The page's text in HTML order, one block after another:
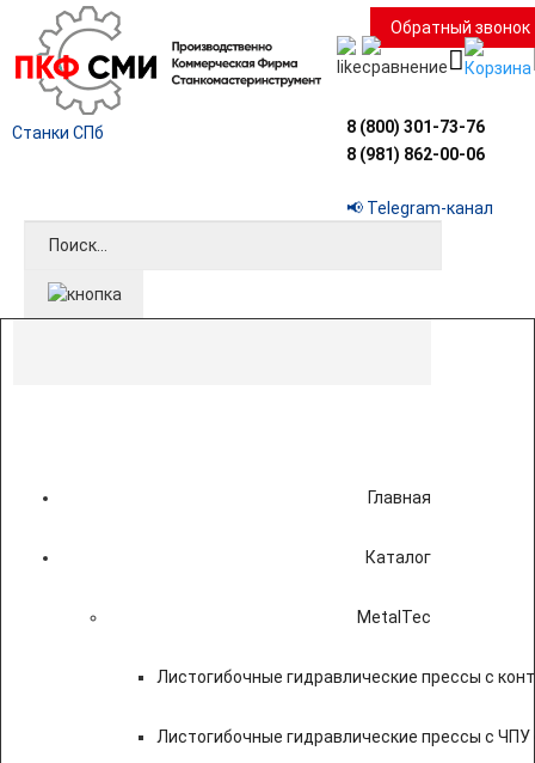
Станки СПб
Обратный звонок
8 (800) 301-73-76
8 (981) 862-00-06
📢 Telegram-канал
Главная
Каталог
MetalTec
Листогибочные гидравлические прессы с
Листогибочные гидравлические прессы с